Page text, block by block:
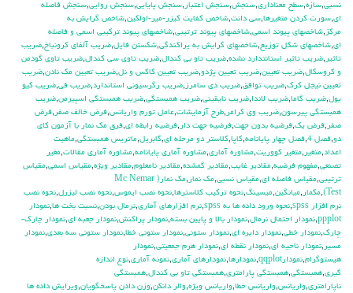
نسبي,سازه,سطح معناداري,سنجش,سنجش اعتبار ,سنجش پايايي,سنجش روايي,سنجش فاصله
اي,سورت كردن متغيرها,سي دانت,شاخص كفايت كيزر-مير-اولكين,شاخص گرايش به
مركز ,شاخصهاي پيوند اسمي,شاخصهاي پيوند ترتيبي,شاخصهاي پيوند تركيبي اسمي و فاصله
اي,شاخصهاي شكل توزيع,شاخصهاي گرايش به پراكندگي,شكستن فايل,ضريب آلفاي کرونباخ,ضريب
تاثير ,ضريب تاثير استانتدارد نشده,ضريب تاو بي كندال,ضريب تاوي سي كندال,ضريب تاوي گودمن
و كروسكال,ضريب تعيين,ضريب تعيين پژدو,ضريب تعيين كاكس و نل,ضريب تعيين مك نادن,ضريب
تعيين نيجل كرك,ضريب توافق,ضريب دي سامرز ,ضريب رگرسيوني استاندارد,ضريب في,ضريب كيو
يول,ضريب گاما,ضريب لاندا,ضريب نايقيني,ضريب همبستگي,ضريب همبستگي اسپيرمن,ضريب
همبستگي پيرسون,ضريب وي كرامر ,طرح آزمايشات,عامل تورم واريانس,فرض خالف صفر ,فرض
صفر ,فرض يك,فرضيه بدون جهت,فرضيه جهت دار ,فرضيه رابطه اي,فرق مك نمار با آزمون كاي
دو,فصل 4 ,فصل چهار پايانامه,كاپا,كلاستر دو مرحله اي,گابريل,ماتريس همبستگي,ماهيت
اعداد,متغير ,متغير كووريت,مشاوره آماري,مشاوره آماري پايانامه,مشاوره آماري مقالات,مغير
تصنعي,مفهوم فرضيه,مقادير غايب,مقادير گمشده,مقادير نامعلوم,مقادير ويژه,مقياس اسمي,مقياس
ترتيبي,مقياس فاصله اي,مقياس نسبي,مك نمار ,
مك نمار( Mc Nemar
Test)
,مكمار ,ميانگين,ميسينگ,نحوه تركيب كلاسترها,نحوه نصب ايموس,نحوه نصب ليزرل,نحوه نصب
نرم افزار spss
,نحوه ورود داده ها به spss ,نرم افزارهاي آماري,نرمال بودن,نسبت بخت ها,نمودار
ppplot
,نمودار احتمال نرمال,نمودار بالا و پايين بسته,نمودار پراكنش,نمودار جعبه اي,نمودار چارك-
چارك,نمودار خطي,نمودار دايره اي,نمودار ستوني,نمودار ستوني خطا,نمودار ستوني سه بعدي,نمودار
مسير ,نمودار ناحيه اي,نمودار نقطه اي,نمودار هرم جمعيتي,نمودار
هيستوگرام,نمودارqqplot ,نمودارها,نمودارهاي آماري,نمونه آماري,نوع اندازه
گيري,همبستگي,همبستگي پارامتري,همبستگي تاو بي کندال,همبستگي
ناپارامتري,واريانس,واريانس خطا,واريانس ويژه,والر دانكن,وزن دادن پاسخگويان,ويرايش داده ها